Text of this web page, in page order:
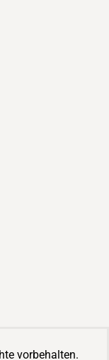
vorbehalten.